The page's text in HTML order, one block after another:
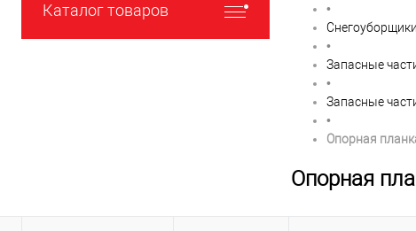
Каталог товаров
•
Снегоуборщики
•
Запасные
•
Запасные
•
Опорная
Опорная